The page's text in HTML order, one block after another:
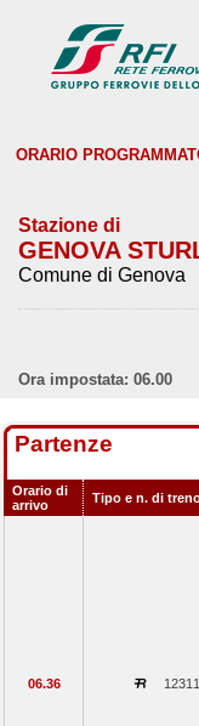
ORARIO
Stazione di
GENOVA
Comune di Genova
Ora impostata: 06.00
Partenze
Orario di
arrivo
Tipo e n. di
06.36 12311